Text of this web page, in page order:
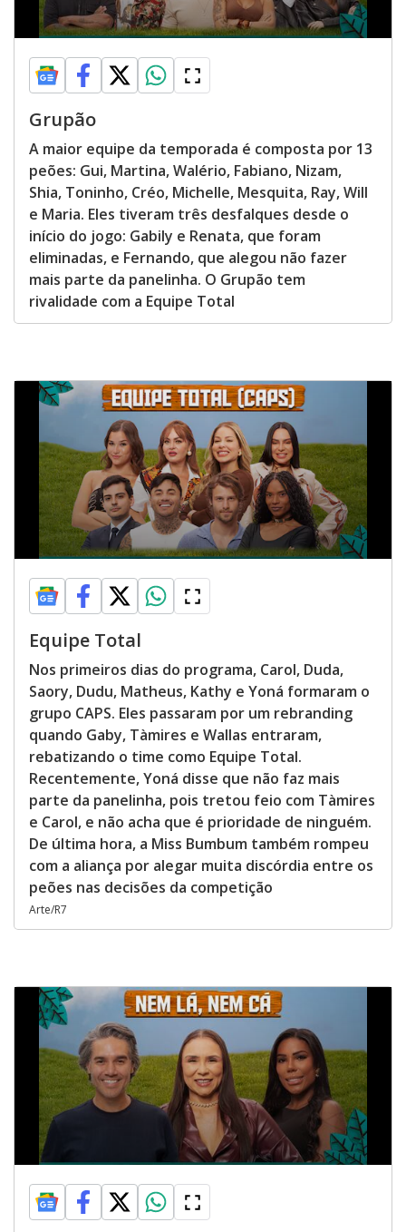
Grupão
A maior equipe da temporada é composta por 13
peões: Gui, Martina, Walério, Fabiano, Nizam,
Shia, Toninho, Créo, Michelle, Mesquita, Ray, Will
e Maria. Eles tiveram três desfalques desde o
início do jogo: Gabily e Renata, que foram
eliminadas, e Fernando, que alegou não fazer
mais parte da panelinha. O Grupão tem
rivalidade com a Equipe Total
Equipe Total
Nos primeiros dias do programa, Carol, Duda,
Saory, Dudu, Matheus, Kathy e Yoná formaram o
grupo CAPS. Eles passaram por um rebranding
quando Gaby, Tàmires e Wallas entraram,
rebatizando o time como Equipe Total.
Recentemente, Yoná disse que não faz mais
parte da panelinha, pois tretou feio com Tàmires
e Carol, e não acha que é prioridade de ninguém.
De última hora, a Miss Bumbum também rompeu
com a aliança por alegar muita discórdia entre os
peões nas decisões da competição
Arte/R7